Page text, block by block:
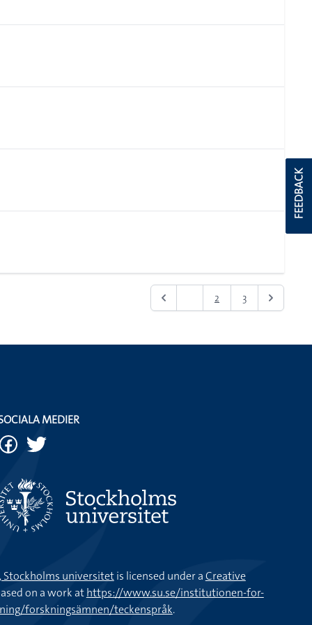
2 3
FEEDBACK
MEDIER
universitetis licensed under aCreative
on a work athttps://www.su.se/institutionen-for-
forskningsämnen/teckenspråk.